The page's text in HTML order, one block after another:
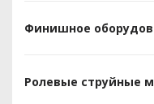
Финишное
Ролевые струйные